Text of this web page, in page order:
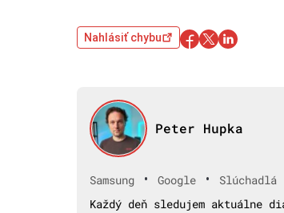
Nahlásiť chybu
Peter Hupka
Samsung • Google •
Slúchadlá
Každý deň sledujem aktuálne